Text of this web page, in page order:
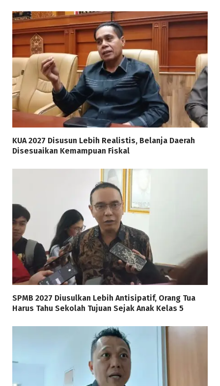
KUA 2027 Disusun Lebih Realistis, Belanja Daerah
Disesuaikan Kemampuan Fiskal
SPMB 2027 Diusulkan Lebih Antisipatif, Orang Tua
Harus Tahu Sekolah Tujuan Sejak Anak Kelas 5